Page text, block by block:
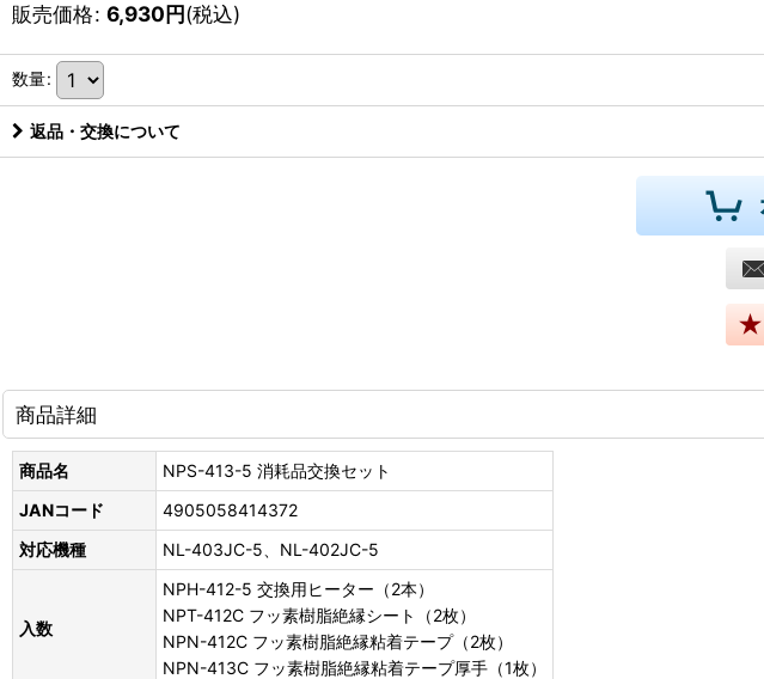
販売価格: 6,930円(税込)
数量:
返品・交換について
商品詳細
商品名
NPS-413-5 消耗品交換セット
JANコード
4905058414372
対応機種
NL-403JC-5、NL-402JC-5
入数
NPH-412-5 交換用ヒーター（2本）
NPT-412C フッ素樹脂絶縁シート（2枚）
NPN-412C フッ素樹脂絶縁粘着テープ（2枚）
NPN-413C フッ素樹脂絶縁粘着テープ厚手（1枚）